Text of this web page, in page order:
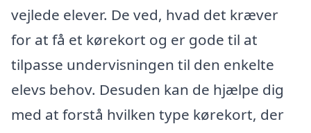
vejlede elever. De ved, hvad det kræver
for at få et kørekort og er gode til at
tilpasse undervisningen til den enkelte
elevs behov. Desuden kan de hjælpe dig
med at forstå hvilken type kørekort, der